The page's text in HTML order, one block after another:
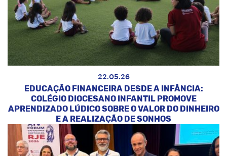
22.05.26
EDUCAÇÃO FINANCEIRA DESDE A INFÂNCIA:
COLÉGIO DIOCESANO INFANTIL PROMOVE
APRENDIZADO LÚDICO SOBRE O VALOR DO DINHEIRO
E A REALIZAÇÃO DE SONHOS